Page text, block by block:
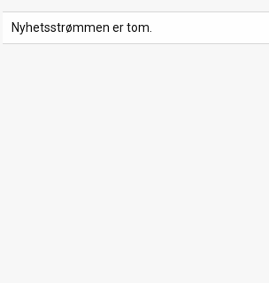
Nyhetsstrømmen er tom.